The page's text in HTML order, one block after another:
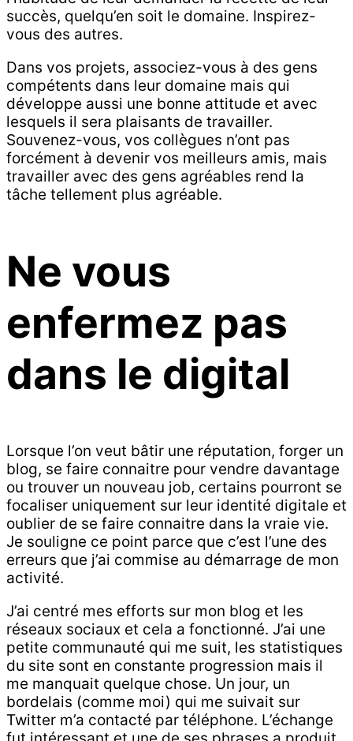
succès, quelqu’en soit le domaine. Inspirez-
vous des autres.
Dans vos projets, associez-vous à des gens
compétents dans leur domaine mais qui
développe aussi une bonne attitude et avec
lesquels il sera plaisants de travailler.
Souvenez-vous, vos collègues n’ont pas
forcément à devenir vos meilleurs amis, mais
travailler avec des gens agréables rend la
tâche tellement plus agréable.
Ne vous
enfermez pas
dans le digital
Lorsque l’on veut bâtir une réputation, forger un
blog, se faire connaitre pour vendre davantage
ou trouver un nouveau job, certains pourront se
focaliser uniquement sur leur identité digitale et
oublier de se faire connaitre dans la vraie vie.
Je souligne ce point parce que c’est l’une des
erreurs que j’ai commise au démarrage de mon
activité.
J’ai centré mes efforts sur mon blog et les
réseaux sociaux et cela a fonctionné. J’ai une
petite communauté qui me suit, les statistiques
du site sont en constante progression mais il
me manquait quelque chose. Un jour, un
bordelais (comme moi) qui me suivait sur
Twitter m’a contacté par téléphone. L’échange